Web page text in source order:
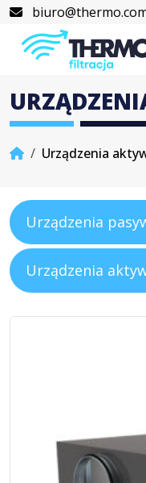
Skip to content
Skip to footer
HomeUrządzenia
Urządzenia
Urządzenia